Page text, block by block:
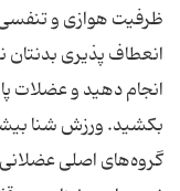
ظرفیت هوازی و
انعطاف پذیری بدنتان
انجام دهید و عضلات
بکشید. ورزش شنا
گروه‌های اصلی